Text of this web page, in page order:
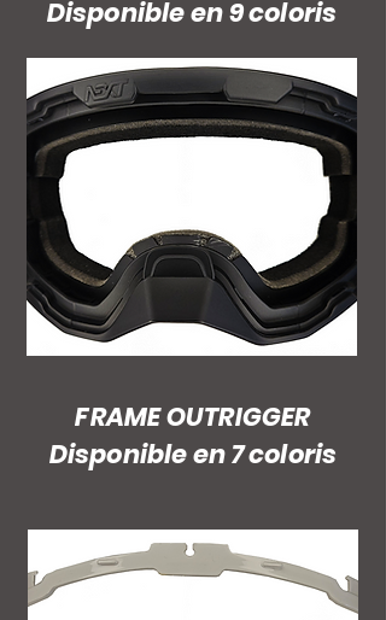
Disponible en 9 coloris
FRAME OUTRIGGER
Disponible en 7 coloris